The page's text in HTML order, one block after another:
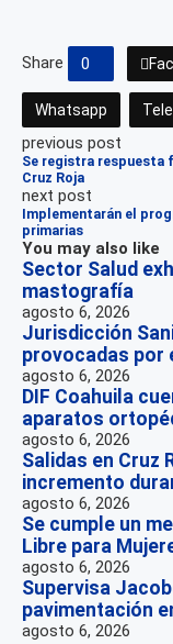
Share 0
Whatsapp
previous post
Se registra respuesta
Cruz Roja
next post
Implementarán el
primarias
You may also like
Sector Salud
mastografía
agosto 6, 2026
Jurisdicción
provocadas por
agosto 6, 2026
DIF Coahuila
aparatos
agosto 6, 2026
Salidas en Cruz
incremento
agosto 6, 2026
Se cumple un
Libre para
agosto 6, 2026
Supervisa
pavimentación
agosto 6, 2026